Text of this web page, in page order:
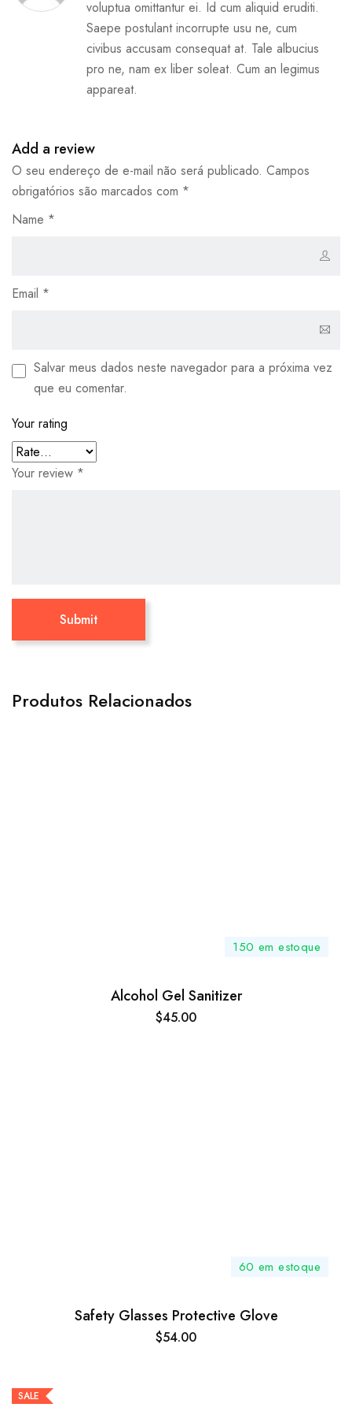
voluptua omittantur ei. Id cum aliquid eruditi.
Saepe postulant incorrupte usu ne, cum
civibus accusam consequat at. Tale albucius
pro ne, nam ex liber soleat. Cum an legimus
appareat.
Add a review
O seu endereço de e-mail não será publicado. Campos
obrigatórios são marcados com *
Name *
Email *
Salvar meus dados neste navegador para a próxima vez
que eu comentar.
Your rating
Your review *
Produtos Relacionados
150 em estoque
Alcohol Gel Sanitizer
$45.00
60 em estoque
Safety Glasses Protective Glove
$54.00
SALE